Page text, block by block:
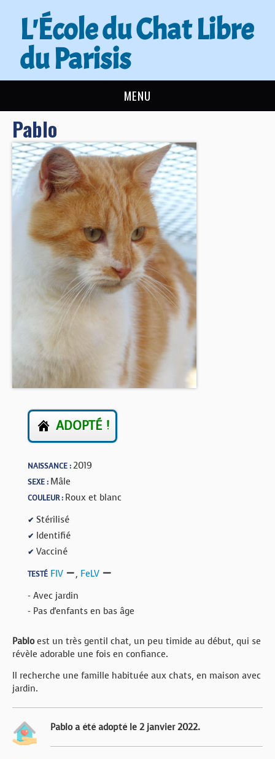
L'École du Chat Libre
du Parisis
MENU
L’ÉCOLE DU CHAT
ACTUALITÉS
ADOPTER
NOUS AIDER
CONTACT
Pablo
ADOPTÉ !
NAISSANCE :2019
SEXE : Mâle
COULEUR : Roux et blanc
✔ Stérilisé
✔ Identifié
✔ Vacciné
TESTÉ FIV , FeLV
- Avec jardin
- Pas d'enfants en bas âge
Pabloest un très gentil chat, un peu timide au début, qui se
révèle adorable une fois en confiance.
Il recherche une famille habituée aux chats, en maison avec
jardin.
Pablo a été adopté le 2 janvier 2022.